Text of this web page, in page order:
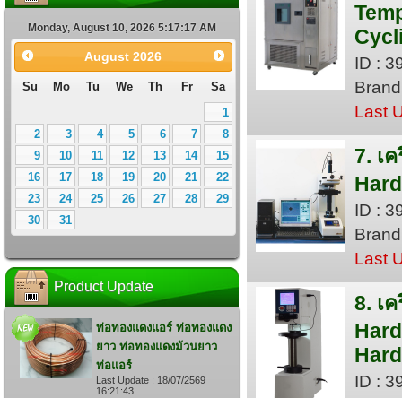
ID :
Last
7. เ
ID :
Last
8. เ
ID :
Monday, August 10, 2026 5:17:18 AM
August 2026
Su Mo Tu We Th Fr
Sa
1
2
3 4 5 6 7
8
9
10 11 12 13 14
15
16
17 18 19 20 21
22
23
24 25 26 27 28
29
30
31
Product Update
ท่อทองแดงแอร์ ท่อทองแดง
ยาว ท่อทองแดงม้วนยาว
ท่อแอร์
Last Update : 18/07/2569
16:21:43